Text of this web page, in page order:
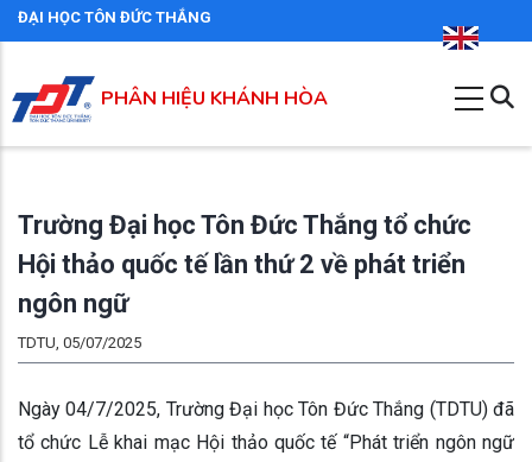
Nhảy
đến
dung
ĐẠI HỌC TÔN ĐỨC THẮNG
PHÂN HIỆU KHÁNH HÒA
Trường Đại học Tôn Đức Thắng tổ chức
Hội thảo quốc tế lần thứ 2 về phát triển
ngôn ngữ
TDTU, 05/07/2025
Ngày 04/7/2025, Trường Đại học Tôn Đức Thắng (TDTU) đã
tổ chức Lễ khai mạc Hội thảo quốc tế “Phát triển ngôn ngữ